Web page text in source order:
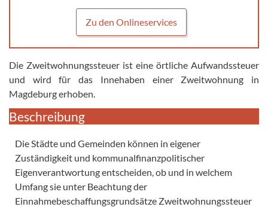
Zu den Onlineservices
Die Zweitwohnungssteuer ist eine örtliche Aufwandssteuer
und wird für das Innehaben einer Zweitwohnung in
Magdeburg erhoben.
Beschreibung
Die Städte und Gemeinden können in eigener
Zuständigkeit und kommunalfinanzpolitischer
Eigenverantwortung entscheiden, ob und in welchem
Umfang sie unter Beachtung der
Einnahmebeschaffungsgrundsätze Zweitwohnungssteuer